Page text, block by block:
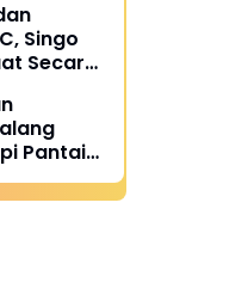
Singo
Secara
Pantai